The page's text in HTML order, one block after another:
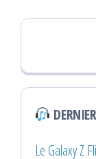
Le Galaxy Z